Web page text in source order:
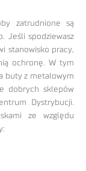
zatrudnione są
Jeśli spodziewasz
stanowisko pracy,
ochronę. W tym
buty z metalowym
dobrych sklepów
Dystrybucji.
ze względu